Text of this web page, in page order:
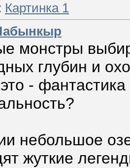
Картинка 1
монстры
глубин и
- фантастика
небольшое
жуткие